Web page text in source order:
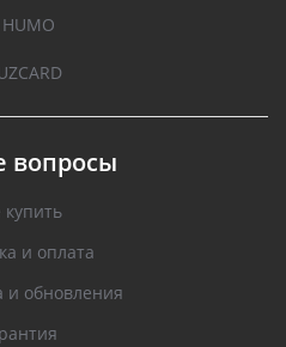
HUMO
вопросы
купить
и оплата
и обновления